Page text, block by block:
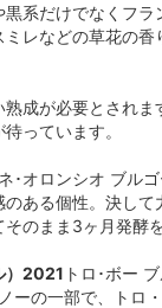
系だけでなくフ
レなどの草花の
成が必要とされ
っています。
･オロンシオ ブルゴ
ある個性。決し
のまま3ヶ月発酵
）2021 トロ･ボー
ーの一部で、ト